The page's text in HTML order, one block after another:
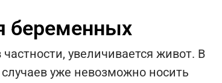
беременных
увеличивается живот. В
уже невозможно носить